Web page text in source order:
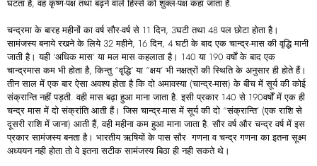
घटता है, वह कृष्ण-पक्ष तथा बढ़ने वाले हिस्से को शुक्ल-पक्ष कहा जाता है.
चन्द्रमा के बारह महीनों का वर्ष सौर-वर्ष से 11 दिन, 3घटी तथा 48 पल छोटा होता है।
सामंजस्य बनाये रखने के लिये 32 महीने, 16 दिन, 4 घटी के बाद एक चान्द्र-मास की वृद्धि मानी
जाती है। यही ‘अधिक मास’ या मल मास कहलाता है। 140 या 190 वर्षों के बाद एक
चान्द्रमास कम भी होता है, किन्तु “वृद्धि’ या “क्षय’ भी नक्षत्रों की स्थिति के अनुसार ही होते हैं।
तीन साल में एक बार ऐसा अवश्य होता है कि दो अमावस्या (चान्द्र-मास) के बीच में सूर्य की कोई
संक्रान्ति नहीं पड़ती. वही मास बढ़ा हुआ माना जाता है. इसी प्रकार 140 से 190वर्षों में एक ही
चन्द्र मास में दो संक्रांति आती हैं। जिस चान्द्र-मास में सूर्य की दो “संक्रान्ति’ (एक राशि से
दूसरी राशि में जाना) आती हैं, वही महीना कम हुआ माना जाता है. सौर वर्ष और चन्द्र वर्ष में इस
प्रकार सामंजस्य बनता है। भारतीय ऋषियों के पास सौर गणना व चन्द्र गणना का इतना सूक्ष्म
अध्ययन नही होता तो वे इतना सटीक सामंजस्य बिठा ही नही सकते थे।